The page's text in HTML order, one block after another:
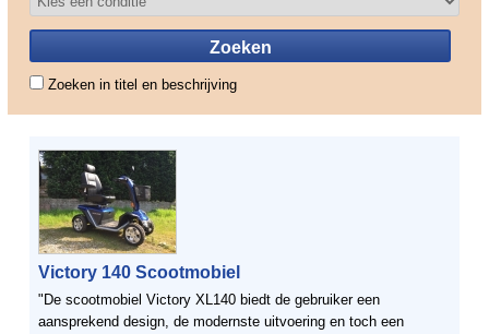
Zoeken in titel en beschrijving
Victory 140 Scootmobiel
"De scootmobiel Victory XL140 biedt de gebruiker een
aansprekend design, de modernste uitvoering en toch een